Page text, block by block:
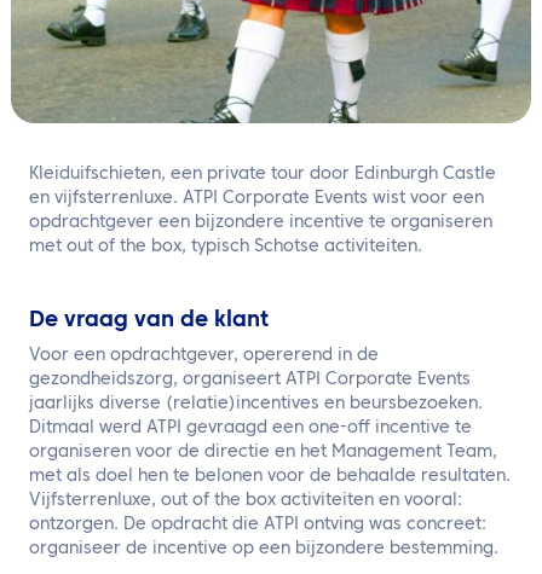
Zoeken
NL
Kleiduifschieten, een private tour door Edinburgh Castle
en vijfsterrenluxe. ATPI Corporate Events wist voor een
opdrachtgever een bijzondere incentive te organiseren
met out of the box, typisch Schotse activiteiten.
De vraag van de klant
Voor een opdrachtgever, opererend in de
gezondheidszorg, organiseert ATPI Corporate Events
jaarlijks diverse (relatie)incentives en beursbezoeken.
Ditmaal werd ATPI gevraagd een one-off incentive te
organiseren voor de directie en het Management Team,
met als doel hen te belonen voor de behaalde resultaten.
Vijfsterrenluxe, out of the box activiteiten en vooral:
ontzorgen. De opdracht die ATPI ontving was concreet:
organiseer de incentive op een bijzondere bestemming.